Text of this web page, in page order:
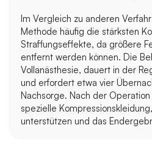
Im Vergleich zu anderen
Methode häufig die stärksten
Straffungseffekte, da größere
entfernt werden können. Die
Vollanästhesie, dauert in der
und erfordert etwa vier
Nachsorge. Nach der
spezielle
unterstützen und das